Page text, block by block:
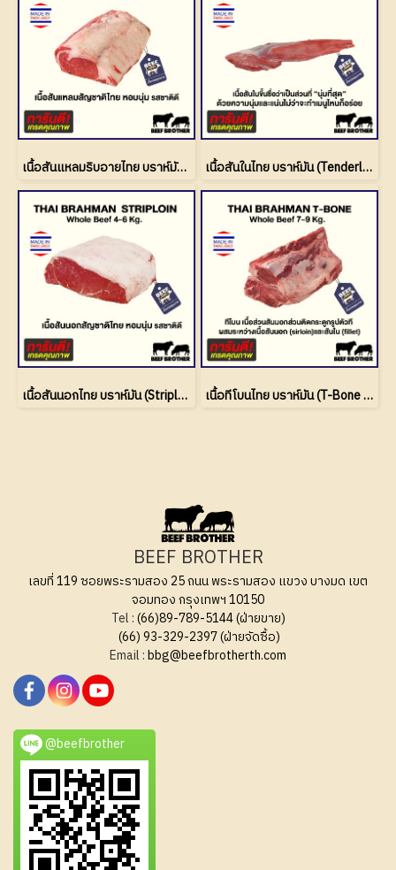
เนื้อสันแหลมริบอายไทย บราห์มัน (Ribeye Thai Brahman) เนื้อสันในไทย บราห์มัน (Tenderloin Thai Brahman)
เนื้อสันนอกไทย บราห์มัน (Striploin Thai Brahman) เนื้อทีโบนไทย บราห์มัน (T-Bone Thai Brahman)
BEEF BROTHER
เลขที่ 119 ซอยพระรามสอง 25 ถนน พระรามสอง แขวง บางมด เขต
จอมทอง กรุงเทพฯ 10150
Tel :(66)89-789-5144 (ฝ่ายขาย)
(66) 93-329-2397 (ฝ่ายจัดซื้อ)
Email :bbg@beefbrotherth.com
@beefbrother